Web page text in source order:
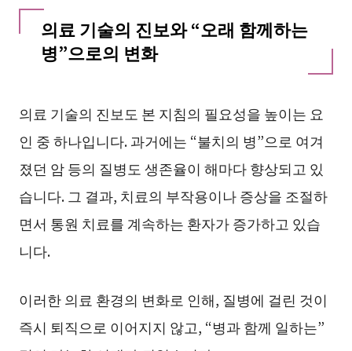
의료 기술의 진보와 “오래 함께하는
병”으로의 변화
의료 기술의 진보도 본 지침의 필요성을 높이는 요
인 중 하나입니다. 과거에는 “불치의 병”으로 여겨
졌던 암 등의 질병도 생존율이 해마다 향상되고 있
습니다. 그 결과, 치료의 부작용이나 증상을 조절하
면서 통원 치료를 계속하는 환자가 증가하고 있습
니다.
이러한 의료 환경의 변화로 인해, 질병에 걸린 것이
즉시 퇴직으로 이어지지 않고, “병과 함께 일하는”